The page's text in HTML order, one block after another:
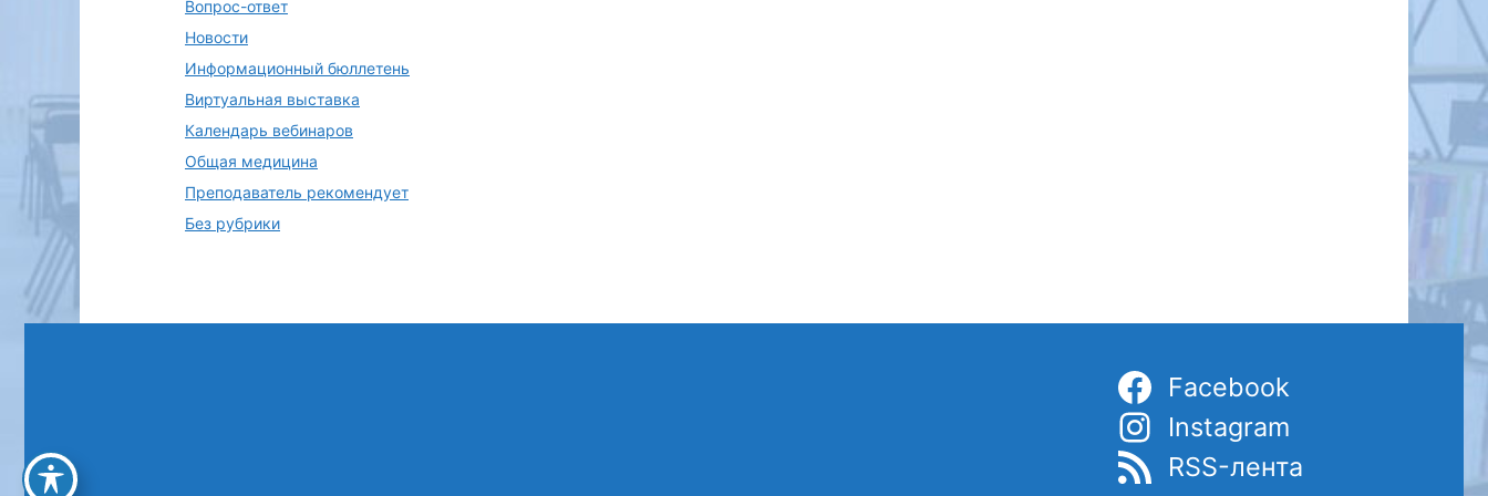
Вопрос-ответ
Новости
Информационный бюллетень
Виртуальная выставка
Календарь вебинаров
Общая медицина
Преподаватель рекомендует
Без рубрики
Facebook
Instagram
RSS-лента